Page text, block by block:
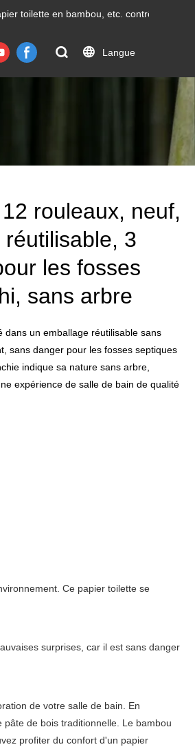
toilette en bambou, etc. contrôle avec
FAQ Certificat
Langue
rouleaux, neuf,
3
les fosses
sans arbre
un emballage réutilisable sans
sans danger pour les fosses septiques
indique sa nature sans arbre,
expérience de salle de bain de qualité
Ce papier toilette se
surprises, car il est sans danger
de votre salle de bain. En
de bois traditionnelle. Le bambou
profiter du confort d'un papier